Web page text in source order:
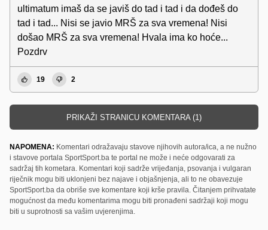
ultimatum imaš da se javiš do tad i tad i da dođeš do
tad i tad... Nisi se javio MRŠ za sva vremena! Nisi
došao MRŠ za sva vremena! Hvala ima ko hoće...
Pozdrv
19 2
PRIKAŽI STRANICU KOMENTARA (1)
NAPOMENA: Komentari odražavaju stavove njihovih autora/ica, a ne nužno
i stavove portala SportSport.ba te portal ne može i neće odgovarati za
sadržaj tih kometara. Komentari koji sadrže vrijeđanja, psovanja i vulgaran
riječnik mogu biti uklonjeni bez najave i objašnjenja, ali to ne obavezuje
SportSport.ba da obriše sve komentare koji krše pravila. Čitanjem prihvatate
mogućnost da među komentarima mogu biti pronađeni sadržaji koji mogu
biti u suprotnosti sa vašim uvjerenjima.